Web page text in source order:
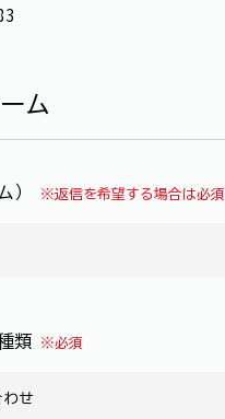
ム
） ※返信を希望する場合は必須
類 ※必須
わせ